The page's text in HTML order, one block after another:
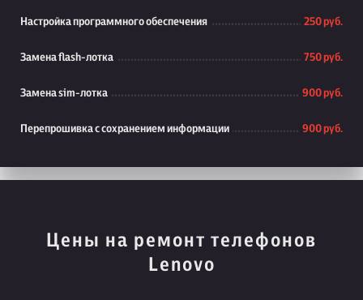
Настройка программного обеспечения 250 руб.
Замена flash-лотка 750 руб.
Замена sim-лотка 900 руб.
Перепрошивка с сохранением информации 900 руб.
Цены на ремонт телефонов
Lenovo